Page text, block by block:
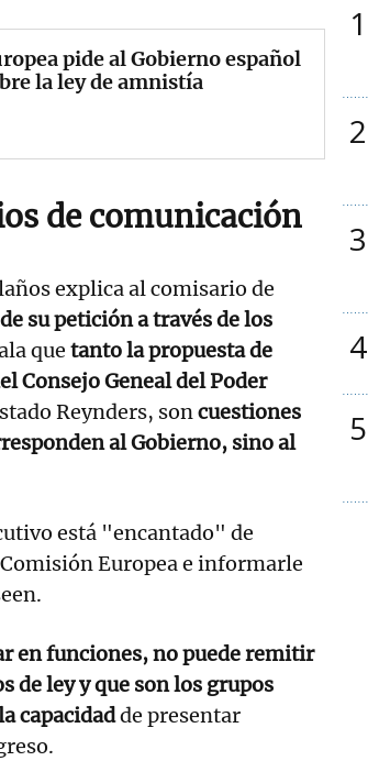
pide al Gobierno español
la ley de amnistía
de comunicación
explica al comisario de
su petición a través de los
que tanto la propuesta de
Consejo Geneal del Poder
Reynders, soncuestiones
al Gobierno, sino al
está "encantado" de
Europea e informarle
en funciones, no puede remitir
de ley y que son los grupos
capacidadde presentar
1
2
3
4
5